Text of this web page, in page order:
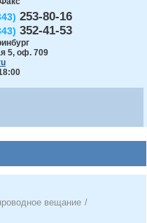
253-80-16
352-41-53
5, оф. 709
вещание /